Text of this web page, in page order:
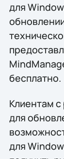
для
бесплатно.
Клиентам
для
для